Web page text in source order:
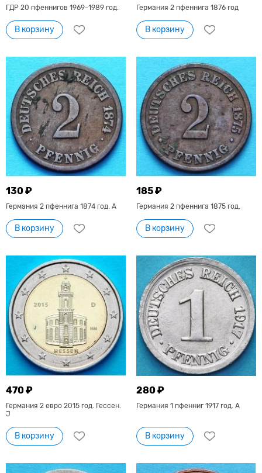
ГДР 20 пфеннигов 1969-1989 год.
В корзину
Германия 2 пфеннига 1876 год
В корзину
130 ₽
Германия 2 пфеннига 1874 год. А
В корзину
185 ₽
Германия 2 пфеннига 1875 год.
В корзину
470 ₽
Германия 2 евро 2015 год. Гессен.
J
В корзину
280 ₽
Германия 1 пфенниг 1917 год. А
В корзину